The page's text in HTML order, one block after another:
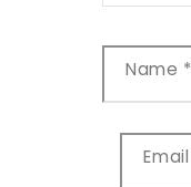
Name *
Email